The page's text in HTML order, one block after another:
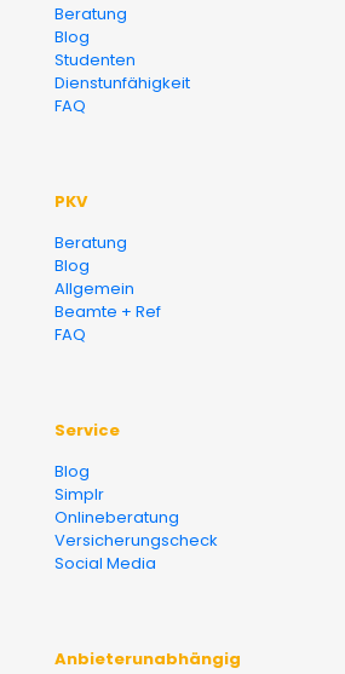
Beratung
Blog
Studenten
Dienstunfähigkeit
FAQ
PKV
Beratung
Blog
Allgemein
Beamte + Ref
FAQ
Service
Blog
Simplr
Onlineberatung
Versicherungscheck
Social Media
Anbieterunabhängig